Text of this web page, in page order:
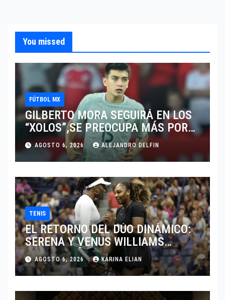
You missed
FÚTBOL MX
GILBERTO MORA SEGUIRÁ EN LOS
“XOLOS”,SE PREOCUPA MÁS POR
JUGAR EN SU EQUIPO.
AGOSTO 6, 2026 ALEJANDRO DELFIN
TENIS
EL RETORNO DEL DÚO DINÁMICO:
SERENA Y VENUS WILLIAMS
DISPUTARÁN LOS DOBLES EN
CINCINNATI 2026
AGOSTO 6, 2026 KARINA ELIAN